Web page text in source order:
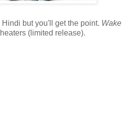
but you'll get the point. Wake
(limited release).